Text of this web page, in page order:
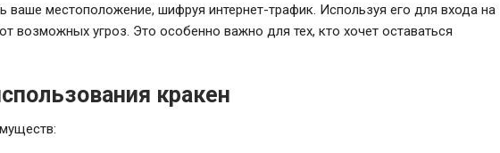
ваше местоположение, шифруя интернет-трафик. Используя его для входа на
возможных угроз. Это особенно важно для тех, кто хочет оставаться
кракен